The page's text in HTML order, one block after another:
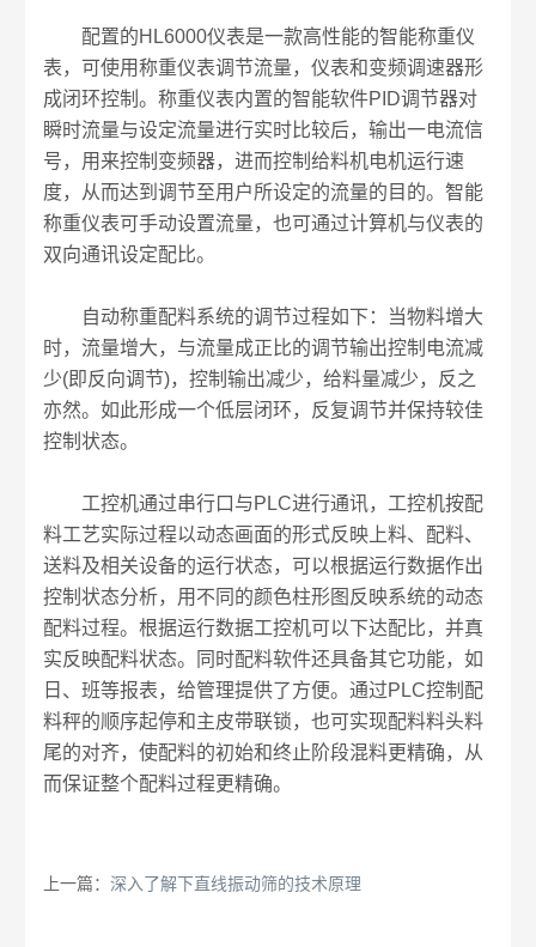
配置的HL6000仪表是一款高性能的智能称重仪
表，可使用称重仪表调节流量，仪表和变频调速器形
成闭环控制。称重仪表内置的智能软件PID调节器对
瞬时流量与设定流量进行实时比较后，输出一电流信
号，用来控制变频器，进而控制给料机电机运行速
度，从而达到调节至用户所设定的流量的目的。智能
称重仪表可手动设置流量，也可通过计算机与仪表的
双向通讯设定配比。
自动称重配料系统的调节过程如下：当物料增大
时，流量增大，与流量成正比的调节输出控制电流减
少(即反向调节)，控制输出减少，给料量减少，反之
亦然。如此形成一个低层闭环，反复调节并保持较佳
控制状态。
工控机通过串行口与PLC进行通讯，工控机按配
料工艺实际过程以动态画面的形式反映上料、配料、
送料及相关设备的运行状态，可以根据运行数据作出
控制状态分析，用不同的颜色柱形图反映系统的动态
配料过程。根据运行数据工控机可以下达配比，并真
实反映配料状态。同时配料软件还具备其它功能，如
日、班等报表，给管理提供了方便。通过PLC控制配
料秤的顺序起停和主皮带联锁，也可实现配料料头料
尾的对齐，使配料的初始和终止阶段混料更精确，从
而保证整个配料过程更精确。
上一篇：深入了解下直线振动筛的技术原理